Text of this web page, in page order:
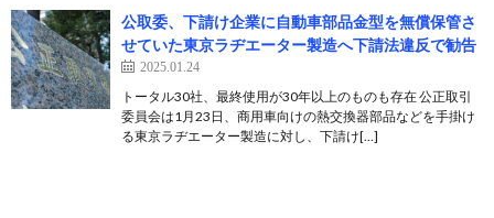
公取委、下請け企業に自動車部品金型を無償保管さ
せていた東京ラヂエーター製造へ下請法違反で勧告
2025.01.24
トータル30社、最終使用が30年以上のものも存在 公正取引
委員会は1月23日、商用車向けの熱交換器部品などを手掛け
る東京ラヂエーター製造に対し、下請け[…]